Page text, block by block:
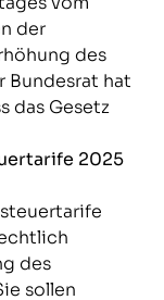
der
des
Bundesrat hat
das Gesetz
2025
des
sollen